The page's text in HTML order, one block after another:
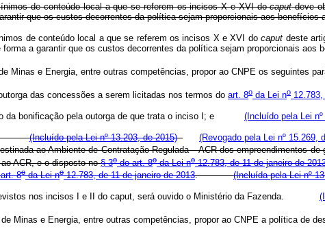
de conteúdo local a que se referem os incisos X e XVI docaputdeve
que os custos decorrentes da política sejam proporcionais aos
de conteúdo local a que se referem os incisos X e XVI docaput deste
forma a garantir que os custos decorrentes da política sejam proporcionais
Minas e Energia, entre outras competências, propor ao CNPE os seguintes
das concessões a serem licitadas nos termos do art. 8o da Lei no
da bonificação pela outorga de que trata o inciso I; e (Incluído pela Lei
(Incluído pela Lei nº 13.203, de 2015)
(Revogado pela Lei nº 15.269,
ao Ambiente de Contratação Regulada – ACR dos empreendimentos
ACR, e o disposto no§ 3odo art. 8oda Lei no12.783, de 11 de janeiro de
8oda Lei no12.783, de 11 de janeiro de 2013. (Incluída pela Lei nº
nos incisos I e II do caput, será ouvido o Ministério da Fazenda.
Minas e Energia, entre outras competências, propor ao CNPE a política de